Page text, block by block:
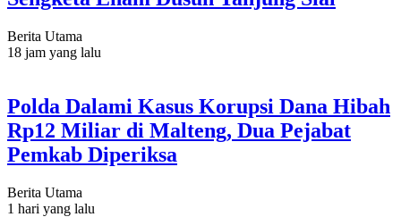
Berita Utama
18 jam yang lalu
Polda Dalami Kasus Korupsi Dana Hibah
Rp12 Miliar di Malteng, Dua Pejabat
Pemkab Diperiksa
Berita Utama
1 hari yang lalu